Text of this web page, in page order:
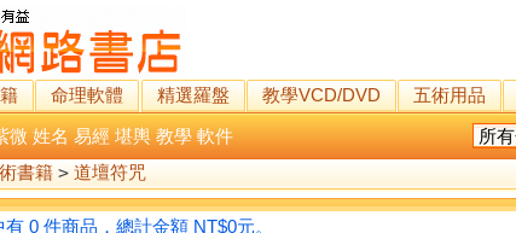
命理軟體 精選羅盤 教學VCD/DVD 五術用品
微 姓名 易經 堪輿 教學 軟件
書籍 > 道壇符咒
0 件商品，總計金額 NT$0元。